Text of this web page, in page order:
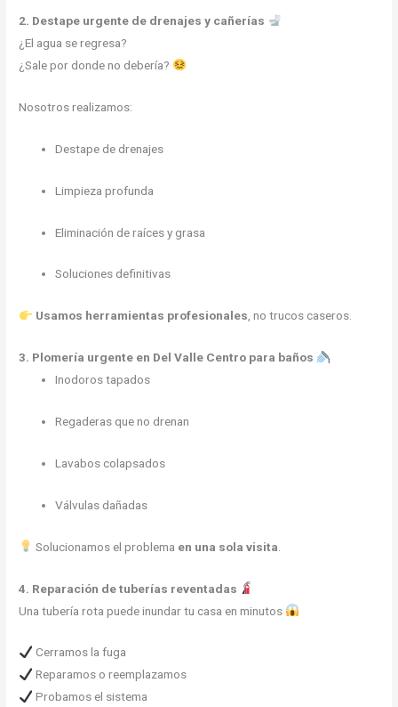
2. Destape urgente de drenajes y cañerías
¿El agua se regresa?
¿Sale por donde no debería?
Nosotros realizamos:
Destape de drenajes
Limpieza profunda
Eliminación de raíces y grasa
Soluciones definitivas
Usamos herramientas profesionales, no trucos caseros.
3. Plomería urgente en Del Valle Centro para baños
Inodoros tapados
Regaderas que no drenan
Lavabos colapsados
Válvulas dañadas
Solucionamos el problema en una sola visita
4. Reparación de tuberías reventadas
Una tubería rota puede inundar tu casa en minutos
Cerramos la fuga
Reparamos o reemplazamos
Probamos el sistema